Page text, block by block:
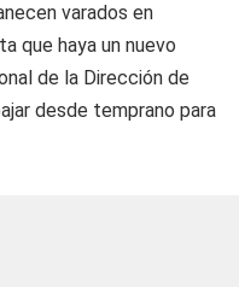
varados en
que haya un nuevo
de la Dirección de
desde temprano para